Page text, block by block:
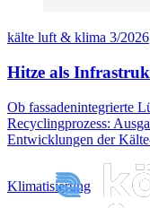
kälte luft & klima 3/2026
Hitze als
Ob fassadenintegrierte
Recyclingprozess:
Entwicklungen der
Klimatisierung